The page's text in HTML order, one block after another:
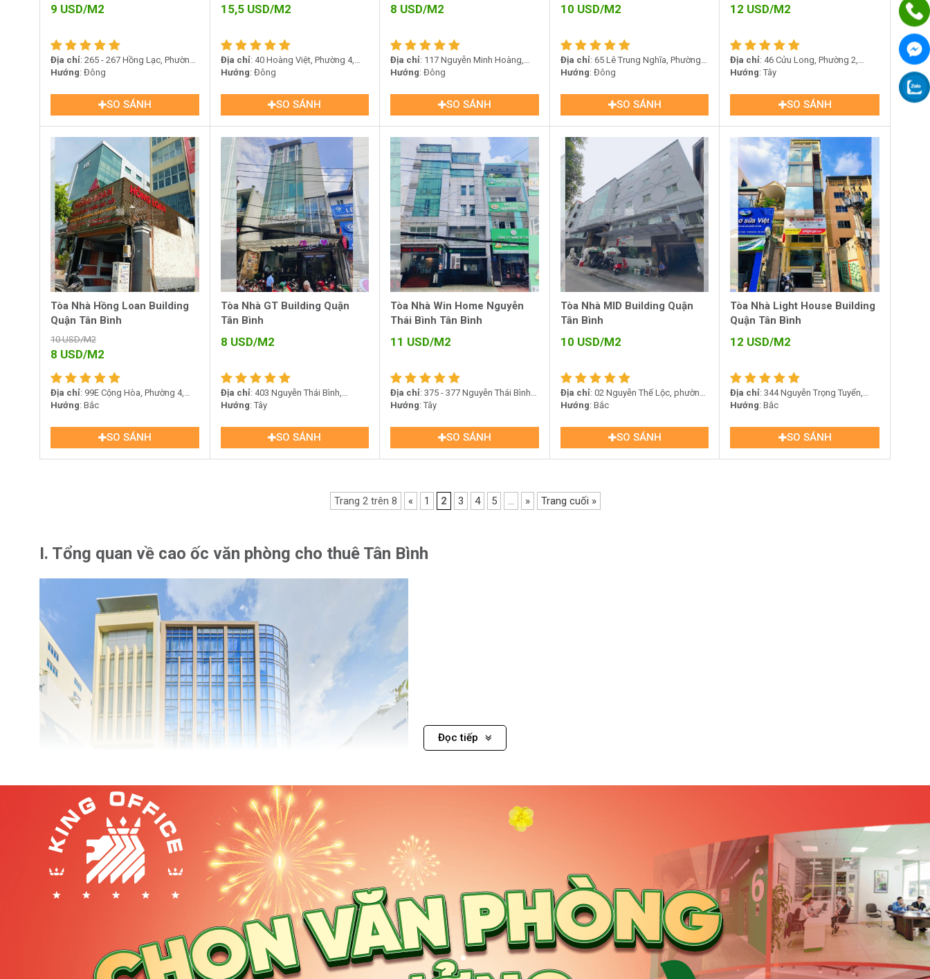
9 USD/M2
Địa chỉ: 265 - 267 Hồng Lạc, Phường
10, quận Tân Bình
Hướng : Đông
SO SÁNH
15,5USD/M2
Địa chỉ: 40 Hoàng Việt, Phường 4,
Quận Tân Bình
Hướng : Đông
SO SÁNH
8 USD/M2
Địa chỉ: 117 Nguyễn Minh Hoàng,
Phường 12, Quận Tân Bình
Hướng : Đông
SO SÁNH
10 USD/M2
Địa chỉ: 65 Lê Trung Nghĩa, Phường
12, Quận Tân Bình
Hướng : Đông
SO SÁNH
12 USD/M2
Địa chỉ: 46 Cửu Long, Phường 2,
Quận Tân Bình
Hướng : Tây
SO SÁNH
Tòa Nhà Hồng Loan Building
Quận Tân Bình
10USD/M2
8 USD/M2
Địa chỉ: 99E Cộng Hòa, Phường 4,
Quận Tân Bình
Hướng : Bắc
SO SÁNH
Tòa Nhà GT Building Quận
Tân Bình
8 USD/M2
Địa chỉ: 403 Nguyễn Thái Bình,
Phường 12, Quận Tân Bình
Hướng : Tây
SO SÁNH
Tòa Nhà Win Home Nguyễn
Thái Bình Tân Bình
11 USD/M2
Địa chỉ: 375 - 377 Nguyễn Thái Bình,
Phường 12, Quận Tân Bình
Hướng : Tây
SO SÁNH
Tòa Nhà MID Building Quận
Tân Bình
10 USD/M2
Địa chỉ: 02 Nguyễn Thế Lộc, phường
12, quận Tân Bình, TP HCM
Hướng : Bắc
SO SÁNH
Tòa Nhà Light House Building
Quận Tân Bình
12 USD/M2
Địa chỉ: 344 Nguyễn Trọng Tuyển,
Phường 4, Quận Tân Bình
Hướng : Bắc
SO SÁNH
Trang 2 trên 8 « 1 2 3 4 5 ... » Trang cuối »
I. Tổng quan về cao ốc văn phòng cho thuê Tân Bình
Tòa nhà Financiat – Cao ốc văn phòng cho thuê Quận Tân Bình
Thị trường văn phòng Tân Bình đang phát triển ổn định, đặc biệt sau giai đoạn bùng nổ hạ tầng khu vực sân bay Tân Sơn Nhất.
Thực trạng phát triển : Trong 5 năm qua, số lượng cao ốc văn phòng tại Tân Bình tăng nhanh, đặc biệt tập trung ở khu vực gần sân bay và các tuyến đường lớn.
Các tuyến đường tập trung cao ốc: Cộng Hòa, Hoàng Văn Thụ, Trường Chinh, Lý Thường Kiệt, Nguyễn Văn Trỗi, và Trần Quốc Hoàn là những trục đường sôi động, quy tụ nhiều
tòa nhà văn phòng hiện đại.
Đọc tiếp
.
.